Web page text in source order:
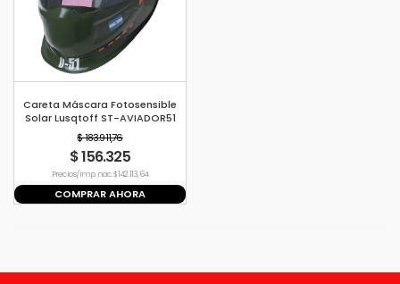
Careta Máscara Fotosensible
Solar Lusqtoff ST-AVIADOR51
Soldar Sin Luz
$ 183.911,76
$ 156.325
Precio s/imp. nac. $ 142.113,64
COMPRAR AHORA